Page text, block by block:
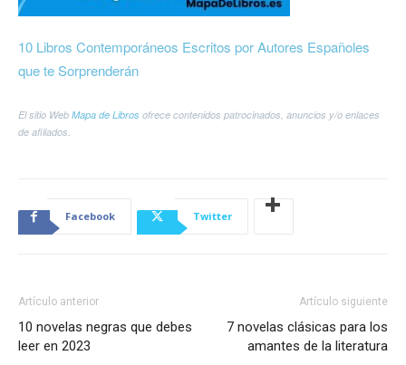
10 Libros Contemporáneos Escritos por Autores Españoles
que te Sorprenderán
El sitio Web Mapa de Libros ofrece contenidos patrocinados, anuncios y/o enlaces
de afiliados.
Facebook Twitter
Artículo anterior
10 novelas negras que debes
leer en 2023
Artículo siguiente
7 novelas clásicas para los
amantes de la literatura